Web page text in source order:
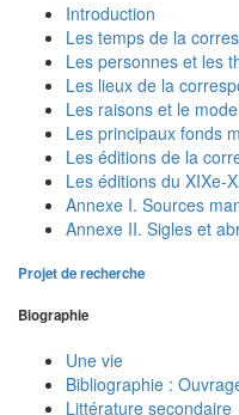
Introduction
Les temps de la
Les personnes et les
Les lieux de la
Les raisons et le
Les principaux fonds
Les éditions de la
Les éditions du XIXe-
Annexe I. Sources
Annexe II. Sigles et
Projet de recherche
Biographie
Une vie
Bibliographie :
Littérature secondaire